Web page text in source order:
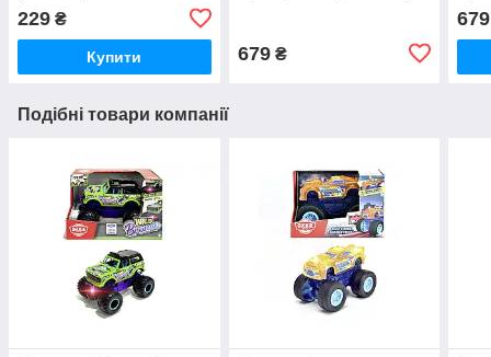
229 ₴
Купити 679₴
679
Подібні товари компанії